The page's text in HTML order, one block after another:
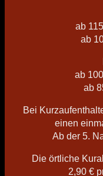
ab
ab
ab
ab
Bei
einen
Ab der 5.
Die örtliche
2,90 €